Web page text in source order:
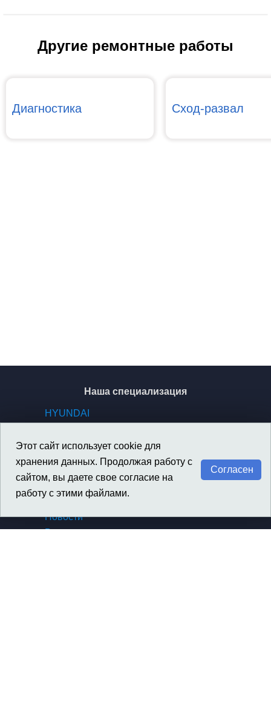
Другие ремонтные работы
Диагностика Сход-развал
Наша специализация
HYUNDAI
GENESIS
SSANGYONG / KGM
Материалы
Новости
Вакансии
Этот сайт использует cookie для
хранения данных. Продолжая работу с
сайтом, вы даете свое согласие на
работу с этими файлами.
Согласен